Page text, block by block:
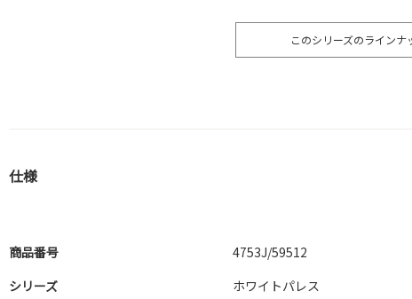
このシリーズのラインナ
仕様
商品番号
4753J/59512
シリーズ
ホワイトパレス